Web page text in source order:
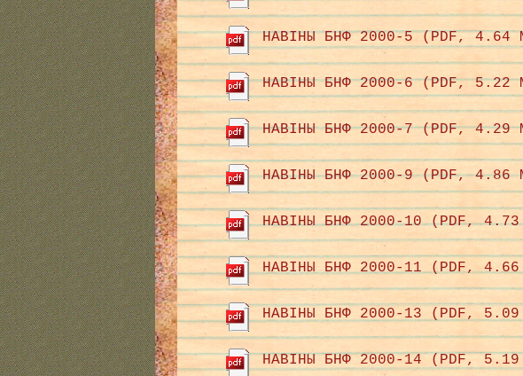
НАВІНЫ БНФ 2000-5 (PDF, 4.64
НАВІНЫ БНФ 2000-6 (PDF, 5.22
НАВІНЫ БНФ 2000-7 (PDF, 4.29
НАВІНЫ БНФ 2000-9 (PDF, 4.86
НАВІНЫ БНФ 2000-10 (PDF, 4.73
НАВІНЫ БНФ 2000-11 (PDF, 4.66
НАВІНЫ БНФ 2000-13 (PDF, 5.09
НАВІНЫ БНФ 2000-14 (PDF, 5.19